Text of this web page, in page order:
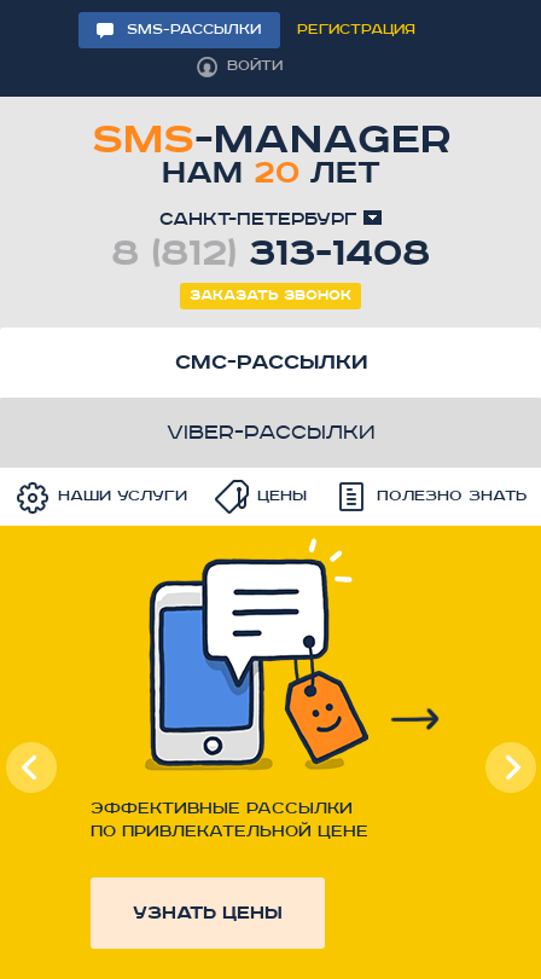
SMS-РАССЫЛКИ
РЕГИСТРАЦИЯ
ВОЙТИ
SMS-MANAGER
НАМ 20ЛЕТ
Санкт-Петербург
8 (812) 313-1408
Заказать звонок
смс-рассылки
viber-рассылки
Наши услуги Цены Полезно знать
Эффективные рассылки
по привлекательной цене
узнать цены